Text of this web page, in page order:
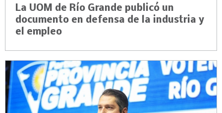
La UOM de Río Grande publicó un
documento en defensa de la industria y
el empleo